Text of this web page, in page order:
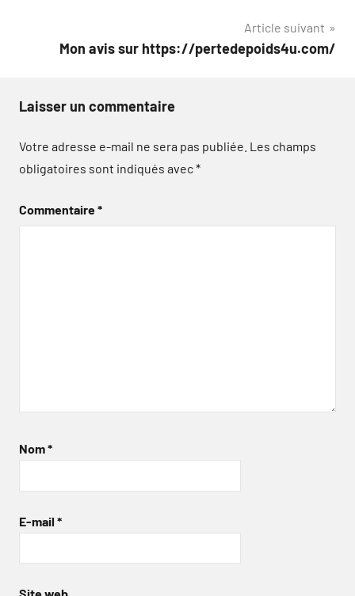
Article suivant
Mon avis sur https://pertedepoids4u.com/
Laisser un commentaire
Votre adresse e-mail ne sera pas publiée. Les champs
obligatoires sont indiqués avec*
Commentaire*
Nom*
E-mail *